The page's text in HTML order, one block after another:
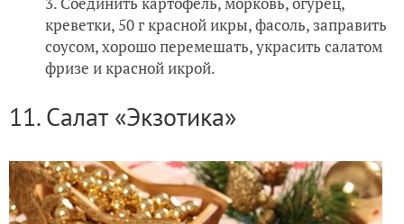
креветки, 50 г красной икры, фасоль, заправить
соусом, хорошо перемешать, украсить салатом
фризе и красной икрой.
11. Салат «Экзотика»